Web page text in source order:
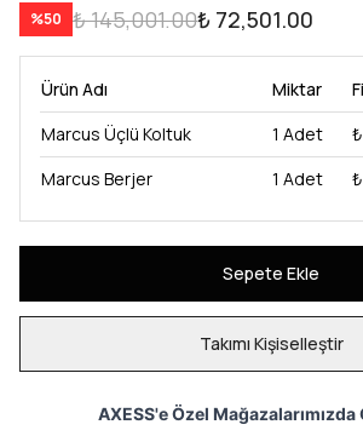
%50 ₺ 145,001.00₺ 72,501.00
Ürün Adı Miktar
Marcus Üçlü Koltuk
1 Adet
Marcus Berjer
1 Adet
Sepete Ekle
Takımı Kişiselleştir
AXESS'e Özel